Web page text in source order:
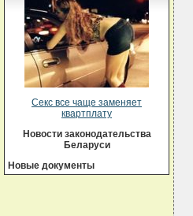
Секс все чаще заменяет
квартплату
Новости законодательства
Беларуси
Новые документы